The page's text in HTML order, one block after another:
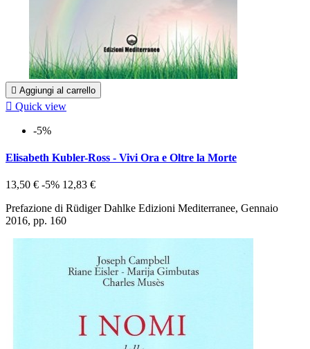
 Aggiungi al carrello
 Quick view
-5%
Elisabeth Kubler-Ross - Vivi Ora e Oltre la Morte
13,50 € -5% 12,83 €
Prefazione di Rüdiger Dahlke Edizioni Mediterranee, Gennaio
2016, pp. 160